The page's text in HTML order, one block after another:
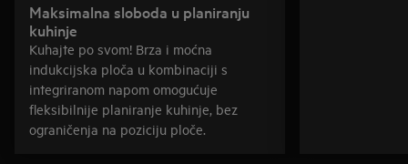
Maksimalna sloboda u planiranju
kuhinje
Kuhajte po svom! Brza i moćna
indukcijska ploča u kombinaciji s
integriranom napom omogućuje
fleksibilnije planiranje kuhinje, bez
ograničenja na poziciju ploče.